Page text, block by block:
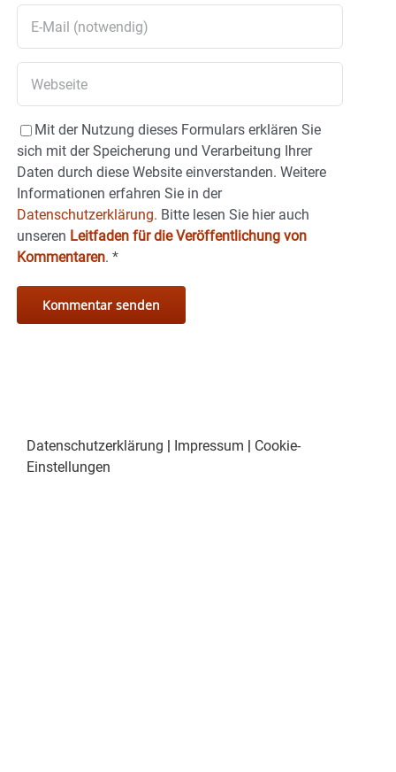
Mit der Nutzung dieses Formulars erklären Sie
sich mit der Speicherung und Verarbeitung Ihrer
Daten durch diese Website einverstanden. Weitere
Informationen erfahren Sie in der
Datenschutzerklärung. Bitte lesen Sie hier auch
unseren Leitfaden für die Veröffentlichung von
Kommentaren. *
Datenschutzerklärung Impressum
Cookie-
Einstellungen